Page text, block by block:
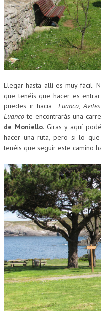
Llegar hasta allí es muy fácil.
que tenéis que hacer es
puedes ir hacia Luanco,
Luanco te encontrarás una
de Moniello. Giras y aquí
hacer una ruta, pero si lo
tenéis que seguir este camino